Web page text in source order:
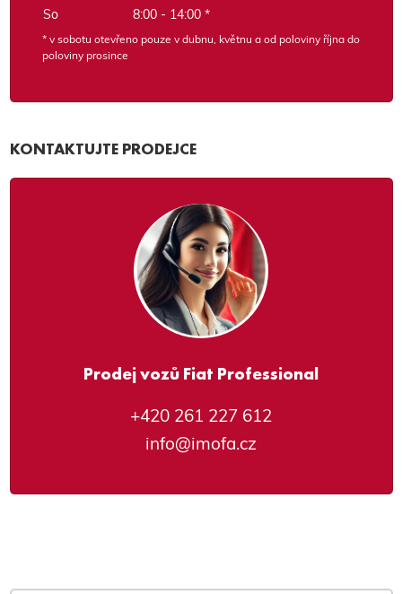
So
8:00 - 14:00 *
* v sobotu otevřeno pouze v dubnu, květnu a od poloviny října do
poloviny prosince
KONTAKTUJTE PRODEJCE
Prodej vozů Fiat Professional
+420 261 227 612
info@imofa.cz